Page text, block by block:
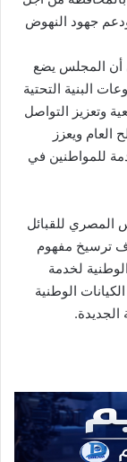
جهود النهوض
أن المجلس يضع
البنية التحتية
وتعزيز التواصل
العام ويعزز
للمواطنين في
المصري للقبائل
ترسيخ مفهوم
لخدمة
الوطنية
الجديدة.